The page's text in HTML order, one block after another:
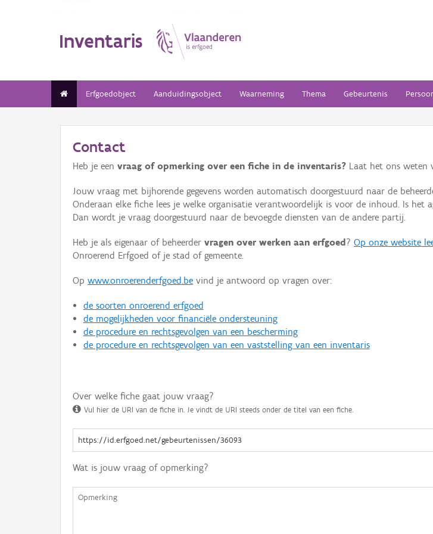
Inventaris
Erfgoedobject Aanduidingsobject Waarneming Thema Gebeurtenis
Contact
Heb je een vraag of opmerking over een fiche in de inventaris? Laat het ons weten
Jouw vraag met bijhorende gegevens worden automatisch doorgestuurd naar de
Onderaan elke fiche lees je welke organisatie verantwoordelijk is voor de inhoud. Is
Dan wordt je vraag doorgestuurd naar de bevoegde diensten van de andere partij.
Heb je als eigenaar of beheerder vragen over werken aan erfgoed ? Op onze website
Onroerend Erfgoed of je stad of gemeente.
Op www.onroerenderfgoed.be vind je antwoord op vragen over:
de soorten onroerend erfgoed
de mogelijkheden voor financiële ondersteuning
de procedure en rechtsgevolgen van een bescherming
de procedure en rechtsgevolgen van een vaststelling van een inventaris
Over welke fiche gaat jouw vraag?
Vul hier de URI van de fiche in. Je vindt de URI steeds onder de titel van een fiche.
Wat is jouw vraag of opmerking?